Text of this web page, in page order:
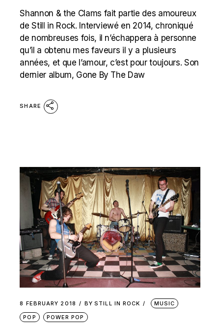
Shannon & the Clams fait partie des amoureux
de Still in Rock. Interviewé en 2014, chroniqué
de nombreuses fois, il n’échappera à personne
qu’il a obtenu mes faveurs il y a plusieurs
années, et que l’amour, c’est pour toujours. Son
dernier album, Gone By The Daw
SHARE
8 FEBRUARY 2018 BY STILL IN ROCK
MUSIC
POP
POWER POP